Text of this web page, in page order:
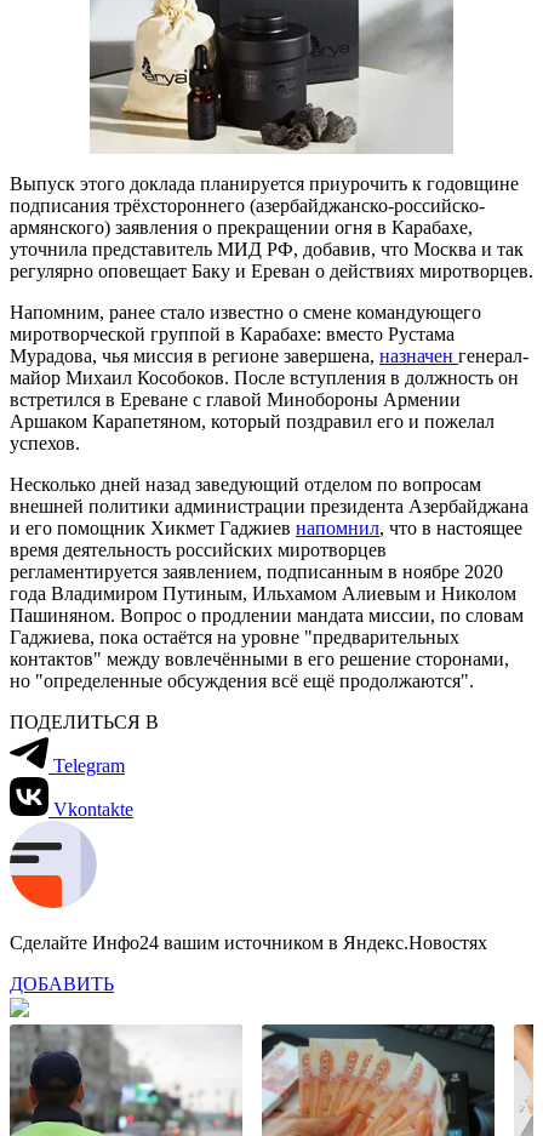
Выпуск этого доклада планируется приурочить к годовщине
подписания трёхстороннего (азербайджанско-российско-
армянского) заявления о прекращении огня в Карабахе,
уточнила представитель МИД РФ, добавив, что Москва и так
регулярно оповещает Баку и Ереван о действиях миротворцев.
Напомним, ранее стало известно о смене командующего
миротворческой группой в Карабахе: вместо Рустама
Мурадова, чья миссия в регионе завершена, назначен генерал-
майор Михаил Кособоков. После вступления в должность он
встретился в Ереване с главой Минобороны Армении
Аршаком Карапетяном, который поздравил его и пожелал
успехов.
Несколько дней назад заведующий отделом по вопросам
внешней политики администрации президента Азербайджана
и его помощник Хикмет Гаджиев напомнил, что в настоящее
время деятельность российских миротворцев
регламентируется заявлением, подписанным в ноябре 2020
года Владимиром Путиным, Ильхамом Алиевым и Николом
Пашиняном. Вопрос о продлении мандата миссии, по словам
Гаджиева, пока остаётся на уровне "предварительных
контактов" между вовлечёнными в его решение сторонами,
но "определенные обсуждения всё ещё продолжаются".
ПОДЕЛИТЬСЯ В
Telegram
Vkontakte
Сделайте Инфо24 вашим источником в Яндекс.Новостях
ДОБАВИТЬ